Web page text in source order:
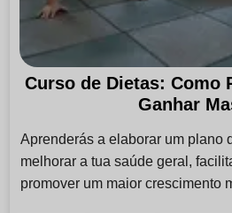
Curso de Dietas: Como
Ganhar
Aprenderás a elaborar um plano
melhorar a tua saúde geral,
promover um maior crescimento